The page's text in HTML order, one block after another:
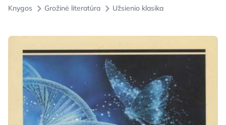
Knygos Grožinė literatūra Užsienio klasika